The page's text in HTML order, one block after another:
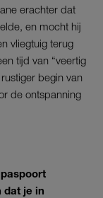
erachter dat
en mocht hij
vliegtuig terug
tijd van “veertig
begin van
de ontspanning
dat je in